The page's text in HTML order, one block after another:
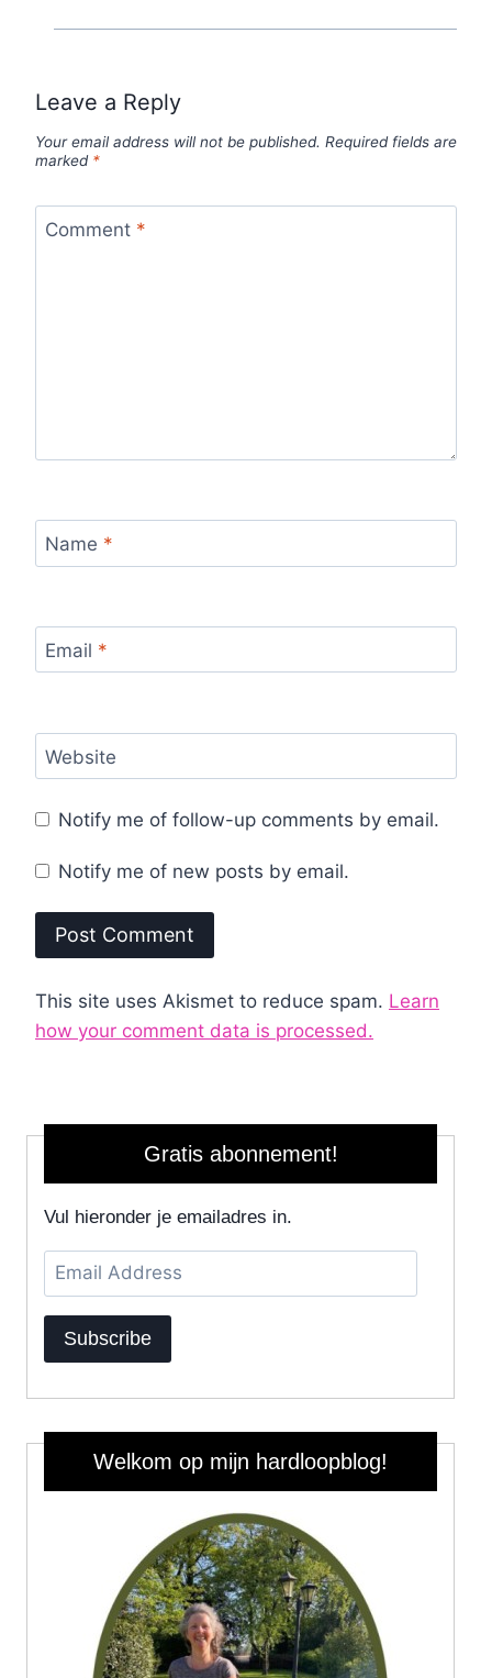
Leave a Reply
Your email address will not be published. Required fields are
marked *
Comment *
Name *
Email *
Website
Notify me of follow-up comments by email.
Notify me of new posts by email.
This site uses Akismet to reduce spam. Learn
how your comment data is processed.
Gratis abonnement!
Vul hieronder je emailadres in.
Email
Address
Subscribe
Welkom op mijn hardloopblog!